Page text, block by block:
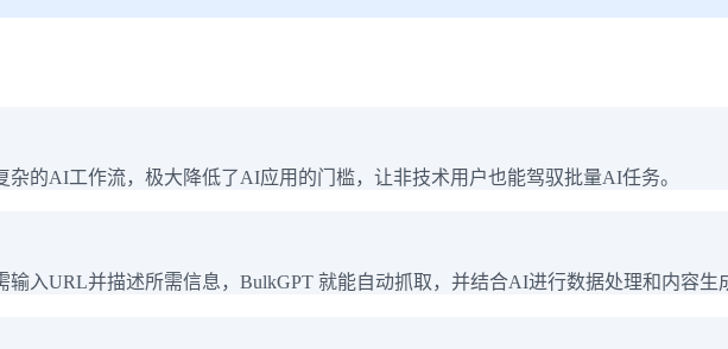
的AI工作流，极大降低了AI应用的门槛，让非技术用户也能驾驭批量AI任务。
入URL并描述所需信息，BulkGPT 就能自动抓取，并结合AI进行数据处理和内容生